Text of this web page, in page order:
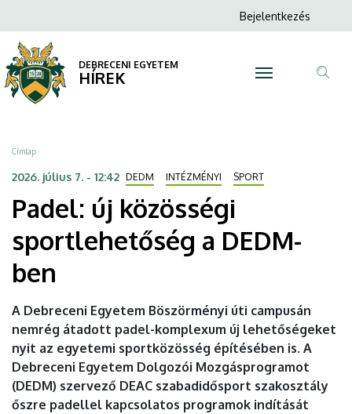
új
közösségi
sportlehetőség
a
DEDM-
ben
DEBRECENI
EGYETEM
a
tartalomra
Anonim
menüje
Bejelentkezés
DEBRECENI EGYETEM
HÍREK
Morzsa
Címlap
2026. július 7. - 12:42 DEDM INTÉZMÉNYI SPORT
Padel: új közösségi
sportlehetőség a DEDM-
ben
A Debreceni Egyetem Böszörményi úti campusán
nemrég átadott padel-komplexum új lehetőségeket
nyit az egyetemi sportközösség építésében is. A
Debreceni Egyetem Dolgozói Mozgásprogramot
(DEDM) szervező DEAC szabadidősport szakosztály
őszre padellel kapcsolatos programok indítását